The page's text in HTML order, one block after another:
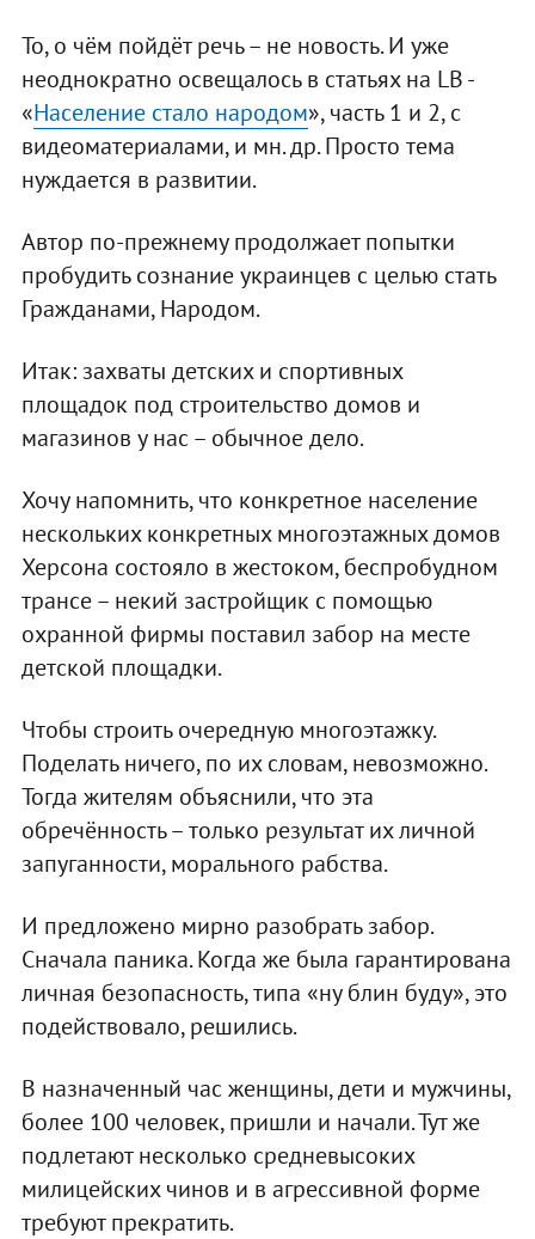
То, о чём пойдёт речь – не новость. И уже
неоднократно освещалось в статьях на LB -
«Население стало народом», часть 1 и 2, с
видеоматериалами, и мн. др. Просто тема
нуждается в развитии.
Автор по-прежнему продолжает попытки
пробудить сознание украинцев с целью стать
Гражданами, Народом.
Итак: захваты детских и спортивных
площадок под строительство домов и
магазинов у нас – обычное дело.
Хочу напомнить, что конкретное население
нескольких конкретных многоэтажных домов
Херсона состояло в жестоком, беспробудном
трансе – некий застройщик с помощью
охранной фирмы поставил забор на месте
детской площадки.
Чтобы строить очередную многоэтажку.
Поделать ничего, по их словам, невозможно.
Тогда жителям объяснили, что эта
обречённость – только результат их личной
запуганности, морального рабства.
И предложено мирно разобрать забор.
Сначала паника. Когда же была гарантирована
личная безопасность, типа «ну блин буду», это
подействовало, решились.
В назначенный час женщины, дети и мужчины,
более 100 человек, пришли и начали. Тут же
подлетают несколько средневысоких
милицейских чинов и в агрессивной форме
требуют прекратить.